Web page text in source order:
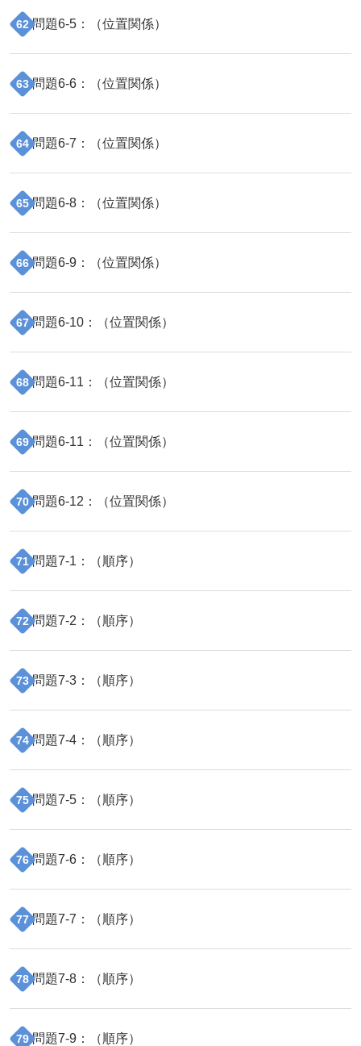
62 問題6-5 ：（位置関係）
63 問題6-6 ：（位置関係）
64 問題6-7 ：（位置関係）
65 問題6-8 ：（位置関係）
66 問題6-9 ：（位置関係）
67 問題6-10 ：（位置関係）
68 問題6-11 ：（位置関係）
69 問題6-11 ：（位置関係）
70 問題6-12 ：（位置関係）
71 問題7-1 ：（順序）
72 問題7-2 ：（順序）
73 問題7-3 ：（順序）
74 問題7-4 ：（順序）
75 問題7-5 ：（順序）
76 問題7-6 ：（順序）
77 問題7-7 ：（順序）
78 問題7-8 ：（順序）
79 問題7-9 ：（順序）